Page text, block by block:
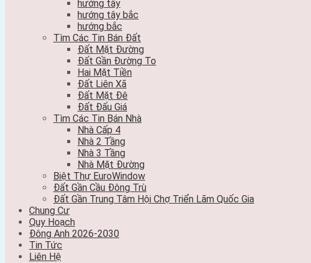
hướng tây
hướng tây bắc
hướng bắc
Tìm Các Tin Bán Đất
Đất Mặt Đường
Đất Gần Đường To
Hai Mặt Tiền
Đất Liên Xã
Đất Mặt Đê
Đất Đấu Giá
Tìm Các Tin Bán Nhà
Nhà Cấp 4
Nhà 2 Tầng
Nhà 3 Tầng
Nhà Mặt Đường
Biệt Thự EuroWindow
Đất Gần Cầu Đông Trù
Đất Gần Trung Tâm Hội Chợ Triển Lãm Quốc Gia
Chung Cư
Quy Hoạch
Đông Anh 2026-2030
Tin Tức
Liên Hệ